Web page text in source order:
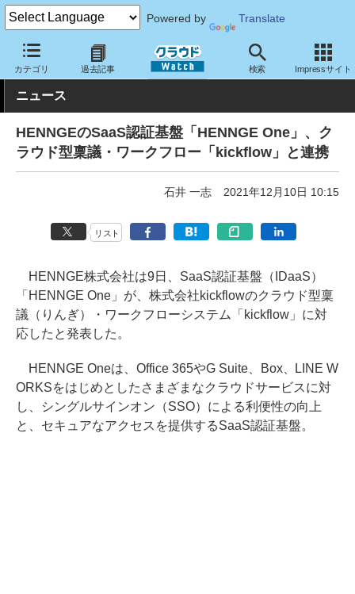
Powered by Translate
カテゴリ 過去記事 検索 Impressサイト
クラウド Watch セキュリティ セキュリティサービス
ニュース
HENNGEのSaaS認証基盤「HENNGE One」、ク
ラウド型稟議・ワークフロー「kickflow」と連携
石井 一志 2021年12月10日 10:15
リスト
HENNGE株式会社は9日、SaaS認証基盤（IDaaS）
「HENNGE One」が、株式会社kickflowのクラウド型稟
議（りんぎ）・ワークフローシステム「kickflow」に対
応したと発表した。
HENNGE Oneは、Office 365やG Suite、Box、LINE W
ORKSをはじめとしたさまざまなクラウドサービスに対
し、シングルサインオン（SSO）による利便性の向上
と、セキュアなアクセスを提供するSaaS認証基盤。